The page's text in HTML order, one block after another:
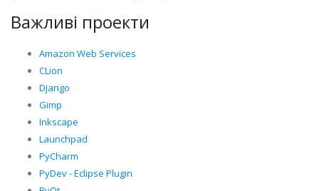
Важливі проекти
Amazon Web Services
CLion
Django
Gimp
Inkscape
Launchpad
PyCharm
PyDev - Eclipse Plugin